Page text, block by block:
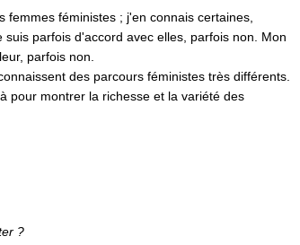
femmes féministes ; j'en connais certaines,
parfois d'accord avec elles, parfois non. Mon
parfois non.
des parcours féministes très différents.
pour montrer la richesse et la variété des
?